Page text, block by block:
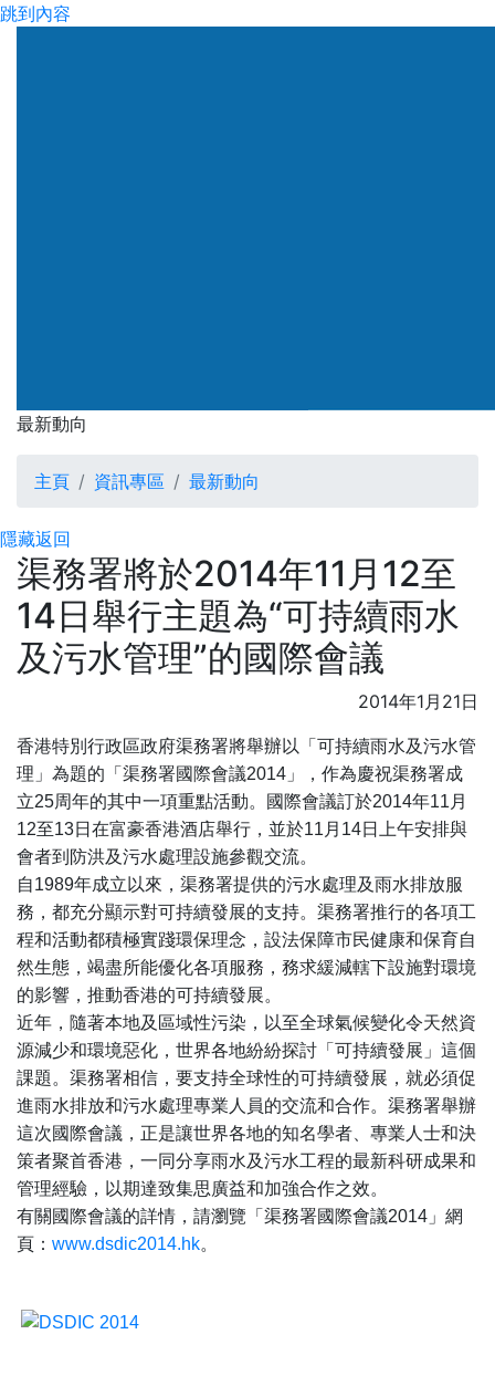
跳到內容
最新動向
最新動向
主頁 資訊專區 最新動向
隱藏返回
渠務署將於2014年11月12至
14日舉行主題為“可持續雨水
及污水管理”的國際會議
2014年1月21日
香港特別行政區政府渠務署將舉辦以「可持續雨水及污水管
理」為題的「渠務署國際會議2014」，作為慶祝渠務署成
立25周年的其中一項重點活動。國際會議訂於2014年11月
12至13日在富豪香港酒店舉行，並於11月14日上午安排與
會者到防洪及污水處理設施參觀交流。
自1989年成立以來，渠務署提供的污水處理及雨水排放服
務，都充分顯示對可持續發展的支持。渠務署推行的各項工
程和活動都積極實踐環保理念，設法保障市民健康和保育自
然生態，竭盡所能優化各項服務，務求緩減轄下設施對環境
的影響，推動香港的可持續發展。
近年，隨著本地及區域性污染，以至全球氣候變化令天然資
源減少和環境惡化，世界各地紛紛探討「可持續發展」這個
課題。渠務署相信，要支持全球性的可持續發展，就必須促
進雨水排放和污水處理專業人員的交流和合作。渠務署舉辦
這次國際會議，正是讓世界各地的知名學者、專業人士和決
策者聚首香港，一同分享雨水及污水工程的最新科研成果和
管理經驗，以期達致集思廣益和加強合作之效。
有關國際會議的詳情，請瀏覽「渠務署國際會議2014」網
頁： www.dsdic2014.hk。